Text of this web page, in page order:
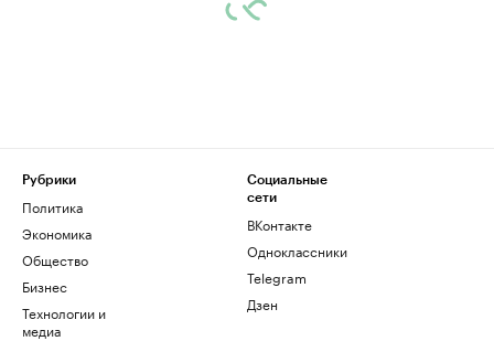
Рубрики
Политика
Экономика
Общество
Бизнес
Технологии и
медиа
Социальные
сети
ВКонтакте
Одноклассники
Telegram
Дзен